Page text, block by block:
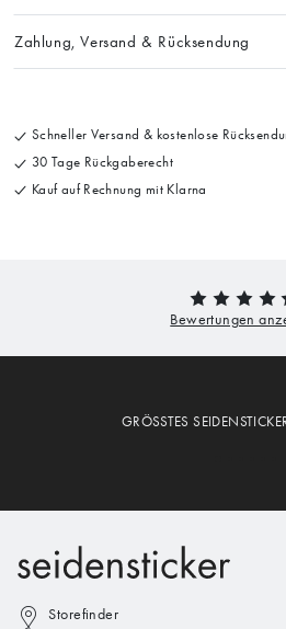
Zahlung, Versand & Rücksendung
Schneller Versand & kostenlose
30 Tage Rückgaberecht
Kauf auf Rechnung mit Klarna
GRÖSSTES
Storefinder